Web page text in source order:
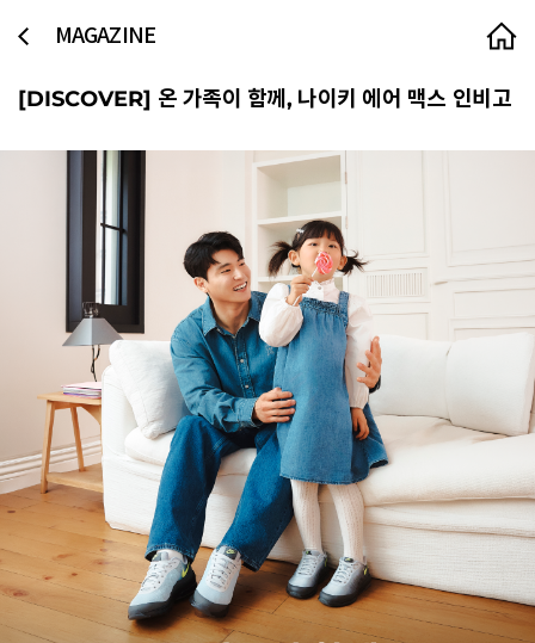
MAGAZINE
[DISCOVER] 온 가족이 함께, 나이키 에어 맥스 인비고